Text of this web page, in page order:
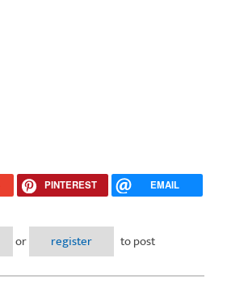
PINTEREST EMAIL
or register
to post